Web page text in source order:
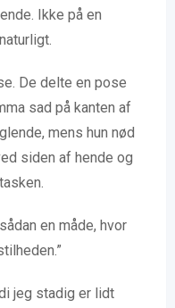
Ikke på en
De delte en pose
sad på kanten af
mens hun nød
siden af hende og
en måde, hvor
jeg stadig er lidt